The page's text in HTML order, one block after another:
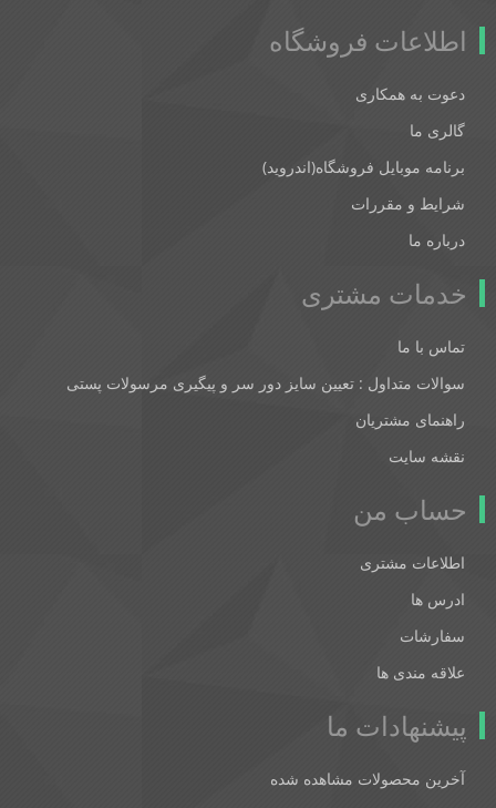
اطلاعات فروشگاه
دعوت به همکاری
گالری ما
برنامه موبایل فروشگاه(اندروید)
شرایط و مقررات
درباره ما
خدمات مشتری
تماس با ما
سوالات متداول : تعیین سایز دور سر و پیگیری مرسولات پستی
راهنمای مشتریان
نقشه سایت
حساب من
اطلاعات مشتری
ادرس ها
سفارشات
علاقه مندی ها
پیشنهادات ما
آخرین محصولات مشاهده شده